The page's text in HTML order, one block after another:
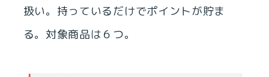
扱い。持っているだけでポイントが貯ま
る。対象商品は６つ。